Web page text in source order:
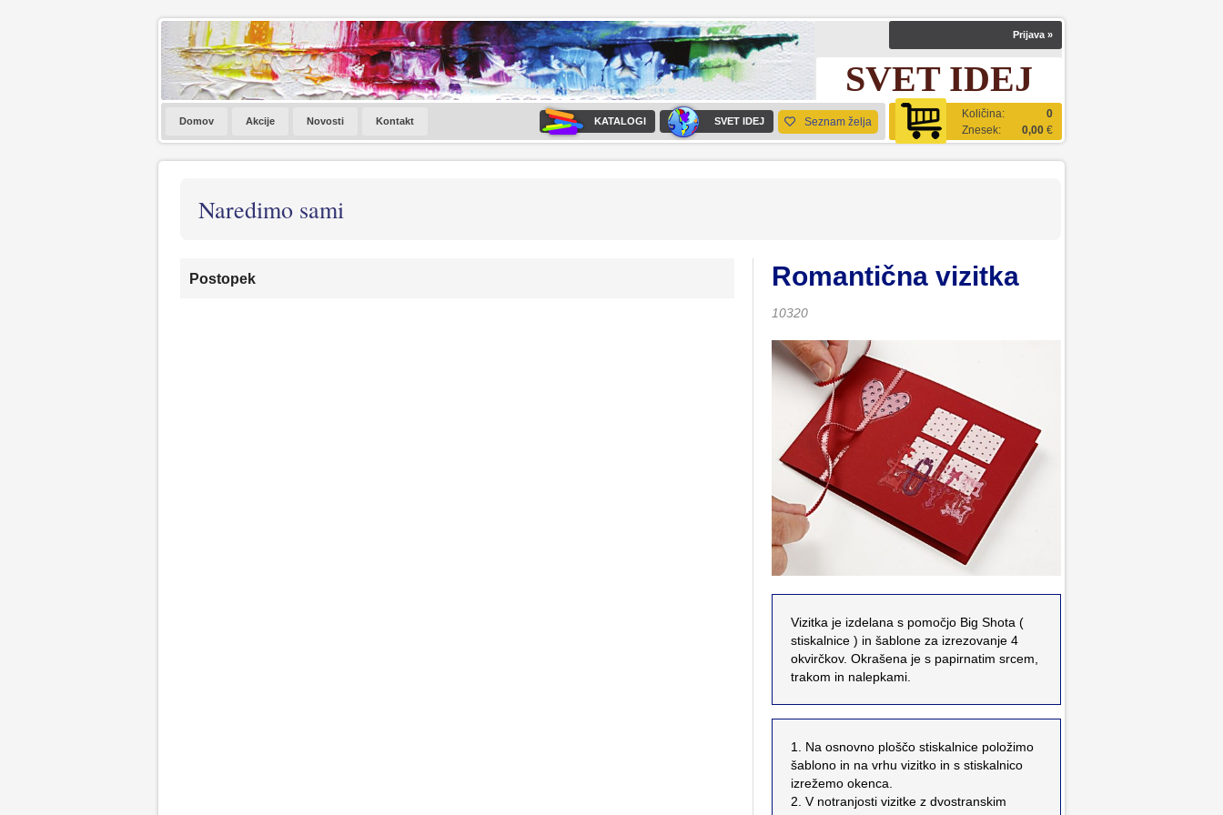
Prijava »
SVET IDEJ
Količina:
0
Znesek:
0,00 €
Domov Akcije Novosti Kontakt KATALOGI SVET IDEJ Seznam želja
Naredimo sami
Romantična vizitka
10320
Vizitka je izdelana s pomočjo Big Shota (
stiskalnice ) in šablone za izrezovanje 4
okvirčkov. Okrašena je s papirnatim srcem,
trakom in nalepkami.
1. Na osnovno ploščo stiskalnice položimo
šablono in na vrhu vizitko in s stiskalnico
izrežemo okenca.
2. V notranjosti vizitke z dvostranskim
Postopek